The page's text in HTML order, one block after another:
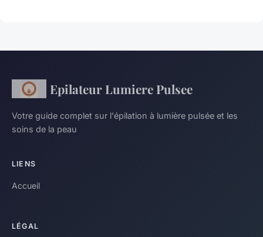
Epilateur Lumiere Pulsee
Votre guide complet sur l'épilation à lumière pulsée et les
soins de la peau
LIENS
Accueil
LÉGAL